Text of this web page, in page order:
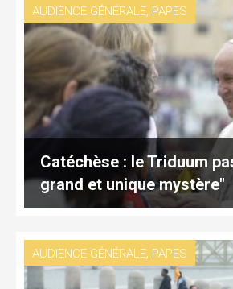
AUDIENCE GÉNÉRALE, PAPES
Catéchèse : le Triduum
grand et unique mystère"
AUDIENCE GÉNÉRALE, PAPES